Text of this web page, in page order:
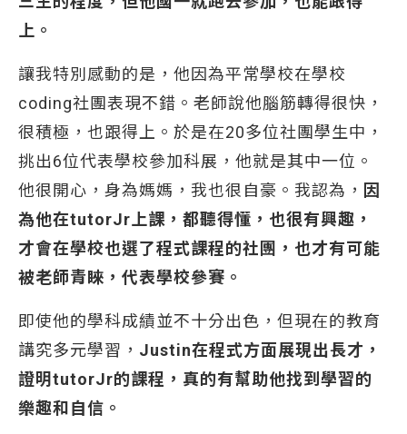
上。
讓我特別感動的是，他因為平常學校在學校
coding社團表現不錯。老師說他腦筋轉得很快，
很積極，也跟得上。於是在20多位社團學生中，
挑出6位代表學校參加科展，他就是其中一位。
他很開心，身為媽媽，我也很自豪。我認為， 因
為他在tutorJr上課，都聽得懂，也很有興趣，
才會在學校也選了程式課程的社團，也才有可能
被老師青睞，代表學校參賽。
即使他的學科成績並不十分出色，但現在的教育
講究多元學習， Justin在程式方面展現出長才，
證明tutorJr的課程，真的有幫助他找到學習的
樂趣和自信。